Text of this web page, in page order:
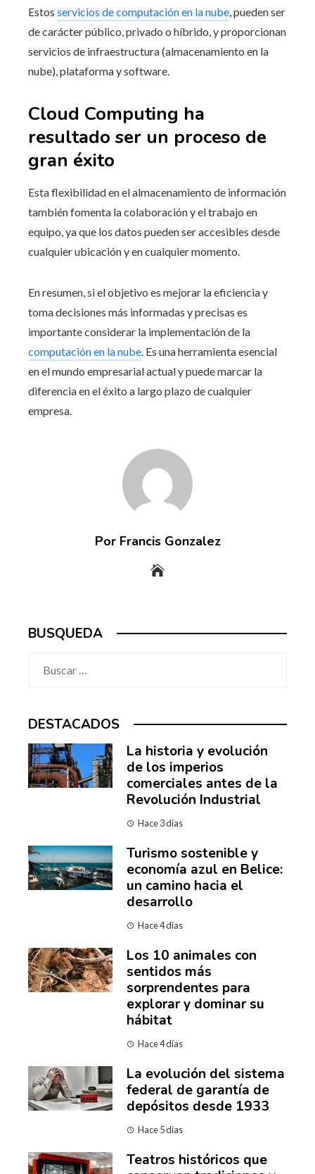
Estos servicios de computación en la nube, pueden ser
de carácter público, privado o híbrido, y proporcionan
servicios de infraestructura (almacenamiento en la
nube), plataforma y software.
Cloud Computing ha
resultado ser un proceso de
gran éxito
Esta flexibilidad en el almacenamiento de información
también fomenta la colaboración y el trabajo en
equipo, ya que los datos pueden ser accesibles desde
cualquier ubicación y en cualquier momento.
En resumen, si el objetivo es mejorar la eficiencia y
toma decisiones más informadas y precisas es
importante considerar la implementación de la
computación en la nube. Es una herramienta esencial
en el mundo empresarial actual y puede marcar la
diferencia en el éxito a largo plazo de cualquier
empresa.
Por Francis Gonzalez
BUSQUEDA
DESTACADOS
La historia y evolución
de los imperios
comerciales antes de la
Revolución Industrial
Hace 3 días
Turismo sostenible y
economía azul en Belice:
un camino hacia el
desarrollo
Hace 4 días
Los 10 animales con
sentidos más
sorprendentes para
explorar y dominar su
hábitat
Hace 4 días
La evolución del sistema
federal de garantía de
depósitos desde 1933
Hace 5 días
Teatros históricos que